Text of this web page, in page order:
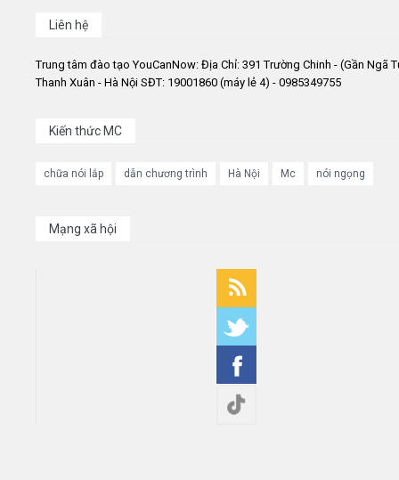
Liên hệ
Trung tâm đào tạo YouCanNow: Địa Chỉ: 391 Trường Chinh - (Gần Ngã
Thanh Xuân - Hà Nội SĐT: 19001860 (máy lẻ 4) - 0985349755
Kiến thức MC
chữa nói lắp dẫn chương trình Hà Nội Mc nói ngọng
Mạng xã hội